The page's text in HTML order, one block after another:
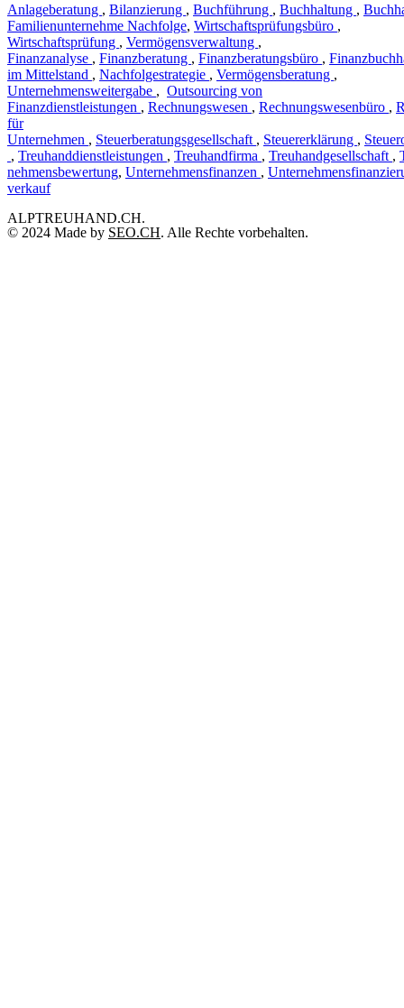
Anlageberatung , Bilanzierung , Buchführung , Buchhaltung ,
Familienunternehme Nachfolge, Wirtschaftsprüfungsbüro ,
Wirtschaftsprüfung , Vermögensverwaltung ,
Finanzanalyse , Finanzberatung , Finanzberatungsbüro ,
im Mittelstand , Nachfolgestrategie , Vermögensberatung ,
Unternehmensweitergabe , Outsourcing von
Finanzdienstleistungen , Rechnungswesen , Rechnungswesenbüro ,
für
Unternehmen , Steuerberatungsgesellschaft , Steuererklärung ,
, Treuhanddienstleistungen , Treuhandfirma , Treuhandgesellschaft ,
nehmensbewertung, Unternehmensfinanzen ,
verkauf
ALPTREUHAND.CH.
© 2024 Made by SEO.CH. Alle Rechte vorbehalten.